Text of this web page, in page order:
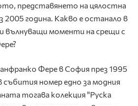
представянето на цялостна
2005 година. Какво е останало в
вълнуващи моменти на срещи с
Фере в София през 1995
събития номер едно за модния
тогава колекция "Руска